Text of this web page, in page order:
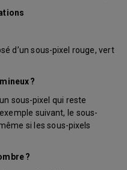
d’un sous-pixel rouge, vert
?
sous-pixel qui reste
suivant, le sous-
si les sous-pixels
?